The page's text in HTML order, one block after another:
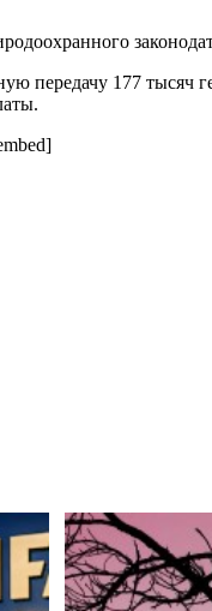
передачу 177 тысяч